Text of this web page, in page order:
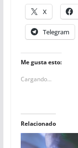
X
Telegram
Me gusta esto:
Cargando...
Relacionado